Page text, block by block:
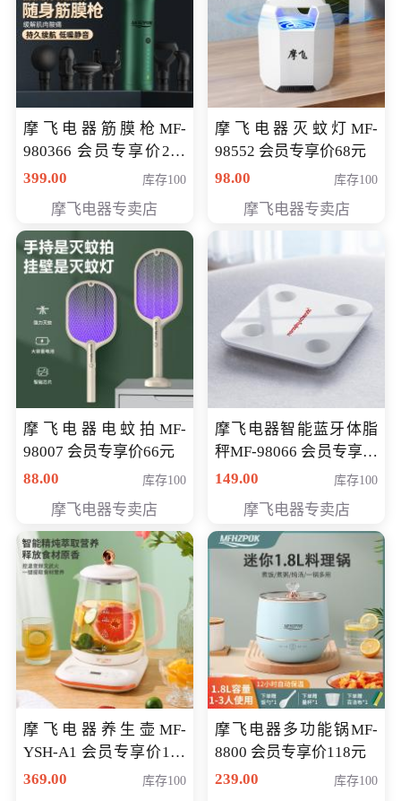
摩飞电器筋膜枪MF-
980366 会员专享价299
元
399.00 库存100
摩飞电器专卖店
摩飞电器灭蚊灯MF-
98552 会员专享价68元
98.00
库存100
摩飞电器专卖店
摩飞电器电蚊拍MF-
98007 会员专享价66元
88.00
库存100
摩飞电器专卖店
摩飞电器智能蓝牙体脂
秤MF-98066 会员专享价
98元
149.00 库存100
摩飞电器专卖店
摩飞电器养生壶MF-
YSH-A1 会员专享价198
元
369.00 库存100
摩飞电器多功能锅MF-
8800 会员专享价118元
239.00
库存100